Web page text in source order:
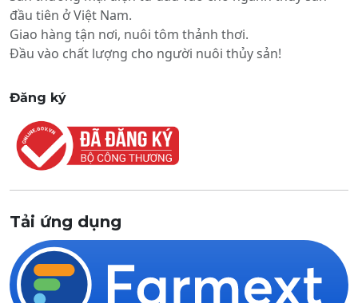
đầu tiên ở Việt Nam.
Giao hàng tận nơi, nuôi tôm thảnh thơi.
Đầu vào chất lượng cho người nuôi thủy sản!
Đăng ký
Tải ứng dụng